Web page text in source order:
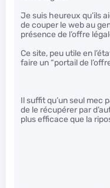
Je suis heureux qu’ils
de couper le web au
présence de l’offre
Ce site, peu utile en
faire un “portail de
Il suffit qu’un seul mec
de le récupérer par
plus efficace que la